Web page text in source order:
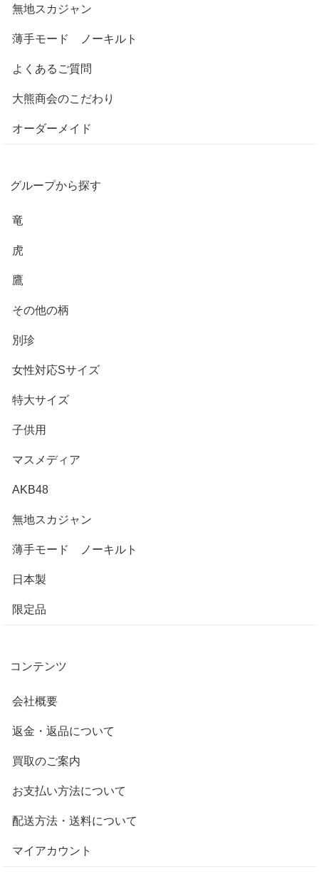
無地スカジャン
薄手モード ノーキルト
よくあるご質問
大熊商会のこだわり
オーダーメイド
グループから探す
竜
虎
鷹
その他の柄
別珍
女性対応Sサイズ
特大サイズ
子供用
マスメディア
AKB48
無地スカジャン
薄手モード ノーキルト
日本製
限定品
コンテンツ
会社概要
返金・返品について
買取のご案内
お支払い方法について
配送方法・送料について
マイアカウント